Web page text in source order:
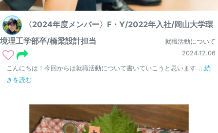
〈2024年度メンバー〉F・Y/2022年入社/岡山大学環
境理工学部卒/橋梁設計担当
就職活動について
2024.12.06
こんにちは！今回からは就職活動について書いていこうと思います ...続
きを読む